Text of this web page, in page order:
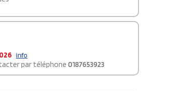
info
par téléphone 0187653923